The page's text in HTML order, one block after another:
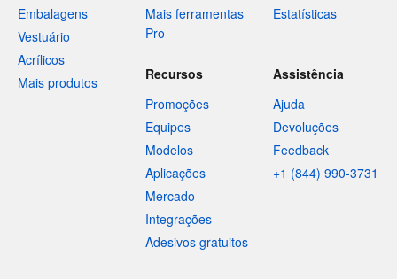
Embalagens
Vestuário
Acrílicos
Mais produtos
Mais ferramentas
Pro
Estatísticas
Recursos
Promoções
Equipes
Modelos
Aplicações
Mercado
Integrações
Adesivos gratuitos
Assistência
Ajuda
Devoluções
Feedback
+1 (844) 990-3731